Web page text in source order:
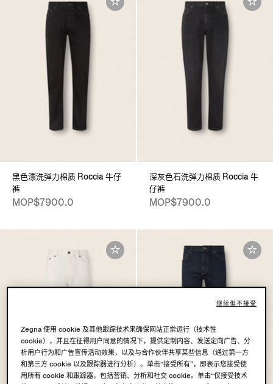
黑色漂洗弹力棉质 Roccia 牛仔
裤
MOP$7900.0
深灰色石洗弹力棉质 Roccia 牛
仔裤
MOP$7900.0
Zegna 使用 cookie 及其他跟踪技术来确保网站正常运行（技术性
cookie），并且在征得用户同意的情况下，提供定制内容、发送定向广告、分
析用户行为和广告宣传活动效果，以及与合作伙伴共享某些信息（通过第一方
和第三方 cookie 以及跟踪器进行分析）。单击“接受所有”，即表示您接受使
用所有 cookie 和跟踪器，包括营销、分析和社交 cookie。单击“仅接受技术
继续但不接受